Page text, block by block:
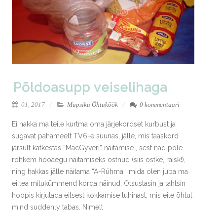
Põldoasupp veiselihaga
01, 2017 Mupsiku Õhtuköök 0 kommentaari
Ei hakka ma teile kurtma oma järjekordset kurbust ja
sügavat pahameelt TV6-e suunas, jälle, mis taaskord
järsult katkestas “MacGyveri” näitamise , sest nad pole
rohkem hooaegu näitamiseks ostnud (siis ostke, raisk!),
ning hakkas jälle näitama “A-Rühma”, mida olen juba ma
ei tea mitukümmend korda näinud; Otsustasin ja tahtsin
hoopis kirjutada eilsest kokkamise tuhinast, mis eile õhtul
mind suddenly tabas. Nimelt